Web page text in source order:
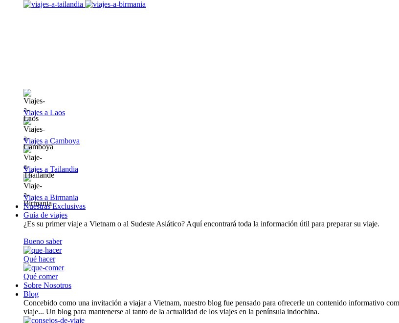
Viajes a Laos
Viajes a Camboya
Viajes a Tailandia
Viajes a Birmania
Nuestras Exclusivas
Guía de viajes
¿Es su primer viaje a Vietnam o al Sudeste Asiático? Aquí encontrará toda la información útil para preparar su viaje.
Bueno saber
Qué hacer
Qué comer
Sobre Nosotros
Blog
Concebido como una invitación a viajar a Vietnam, nuestro blog fue pensado para ofrecerle un contenido informativo
viaje... Un blog para mantenerse al tanto de la actualidad de los viajes en la península indochina.